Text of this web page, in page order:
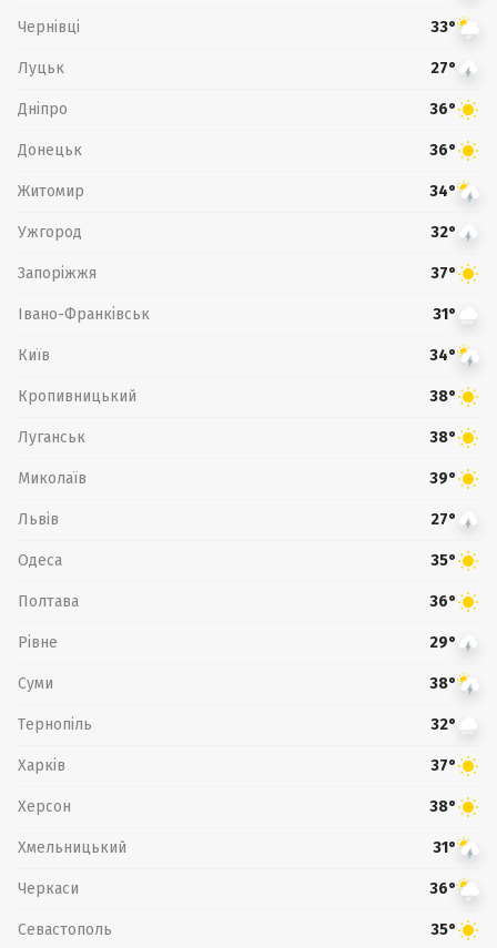
Чернівці 33°
Луцьк 27°
Дніпро 36°
Донецьк 36°
Житомир 34°
Ужгород 32°
Запоріжжя 37°
Івано-Франківськ 31°
Київ 34°
Кропивницький 38°
Луганськ 38°
Миколаїв 39°
Львів 27°
Одеса 35°
Полтава 36°
Рівне 29°
Суми 38°
Тернопіль 32°
Харків 37°
Херсон 38°
Хмельницький 31°
Черкаси 36°
Севастополь 35°